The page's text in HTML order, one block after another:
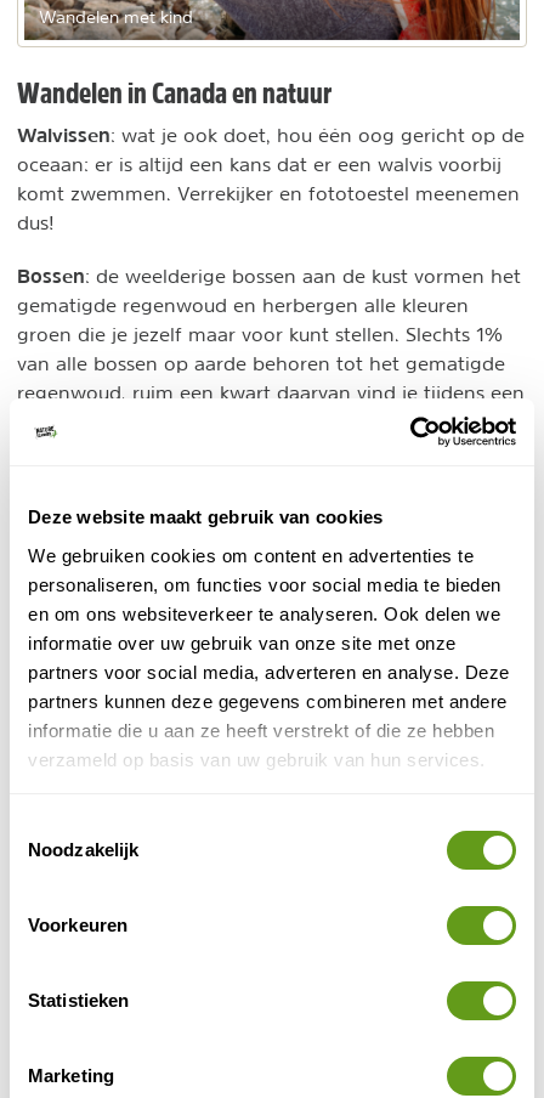
Deze website maakt gebruik van cookies
We gebruiken cookies om content en advertenties te
personaliseren, om functies voor social media te bieden
en om ons websiteverkeer te analyseren. Ook delen we
informatie over uw gebruik van onze site met onze
partners voor social media, adverteren en analyse. Deze
partners kunnen deze gegevens combineren met andere
informatie die u aan ze heeft verstrekt of die ze hebben
verzameld op basis van uw gebruik van hun services.
Noodzakelijk
Voorkeuren
Statistieken
Marketing
Wandelen met kind
Wandelen in Canada en natuur
Walvissen: wat je ook doet, hou één oog gericht op de
oceaan: er is altijd een kans dat er een walvis voorbij
komt zwemmen. Verrekijker en fototoestel meenemen
dus!
Bossen: de weelderige bossen aan de kust vormen het
gematigde regenwoud en herbergen alle kleuren
groen die je jezelf maar voor kunt stellen. Slechts 1%
van alle bossen op aarde behoren tot het gematigde
regenwoud, ruim een kwart daarvan vind je tijdens een
reis in British Columbia
. De gematigde kustbossen
worden deels nog steeds gevormd door immens grote
meter hoog kunnen worden, met een doorsnede van
Deze bossen vind je met name op Vancouver Island en
in kustplaatsen, zoals Bella Coola.
Rivieren: vanuit de ruige bergketens worden